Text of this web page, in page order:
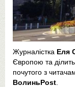
Журналістка Еля
Європою та
почутого з
ВолиньPost